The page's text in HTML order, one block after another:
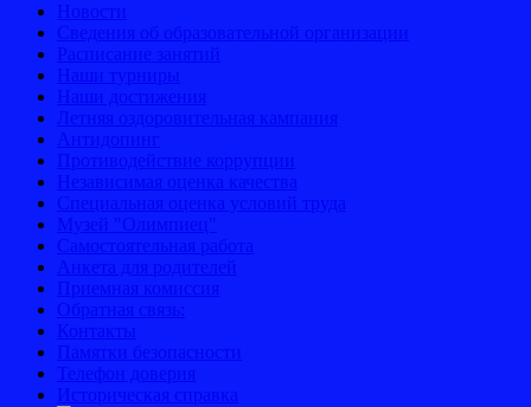
Новости
Сведения об образовательной организации
Расписание занятий
Наши турниры
Наши достижения
Летняя оздоровительная кампания
Антидопинг
Противодействие коррупции
Независимая оценка качества
Специальная оценка условий труда
Музей "Олимпиец"
Самостоятельная работа
Анкета для родителей
Приемная комиссия
Обратная связь:
Контакты
Памятки безопасности
Телефон доверия
Историческая справка